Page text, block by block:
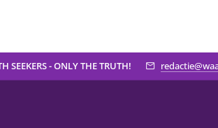
SEEKERS - ONLY THE TRUTH!